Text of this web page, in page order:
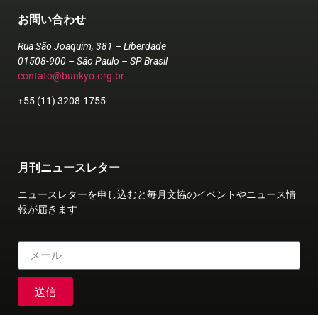
お問い合わせ
Rua São Joaquim, 381 – Liberdade
01508-900 – São Paulo – SP Brasil
contato@bunkyo.org.br
+55 (11) 3208-1755
月刊ニュースレター
ニュースレターを申し込むと毎月文協のイベントやニュース情
報が届きます
送信